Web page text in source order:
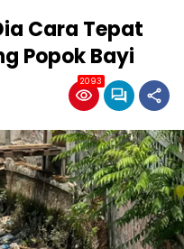
Cara Tepat
Popok Bayi
2093